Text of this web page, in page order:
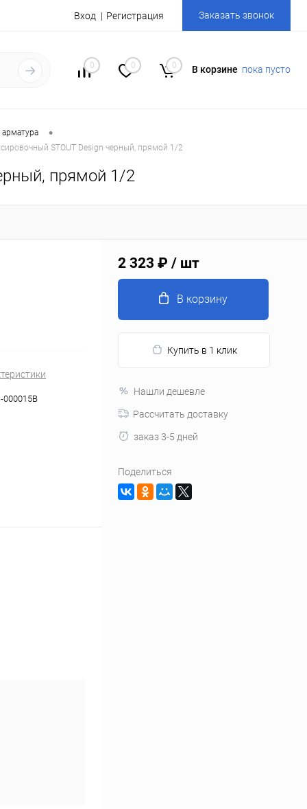
Вход Регистрация Заказать звонок
0 0 0 В корзине пока пусто
арматура •
STOUT Design черный, прямой 1/2
прямой 1/2
000015B
2 323 ₽ / шт
В корзину
Купить в 1 клик
Нашли дешевле
Рассчитать доставку
заказ 3-5 дней
Поделиться